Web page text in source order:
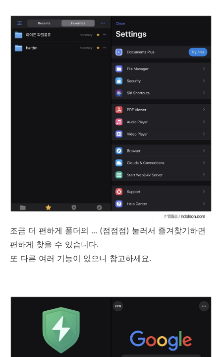
조금 더 편하게 폴더의 ... (점점점) 눌러서 즐겨찾기하면
편하게 찾을 수 있습니다.
또 다른 여러 기능이 있으니 참고하세요.